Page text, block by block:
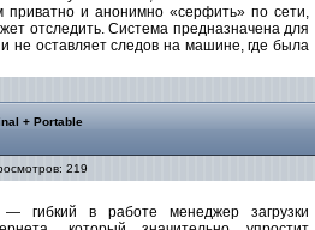
приватно и анонимно «серфить» по сети,
отследить. Система предназначена для
не оставляет следов на машине, где была
+ Portable
219
— гибкий в работе менеджер загрузки